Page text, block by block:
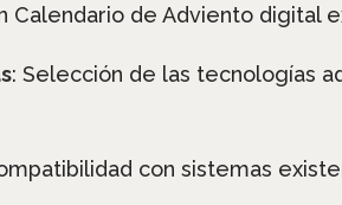
de Adviento digital
: Selección de las tecnologías
con sistemas